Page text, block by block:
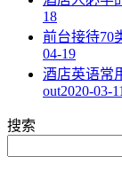
18
前台接待70
04-19
酒店英语常
out2020-03-11
搜索